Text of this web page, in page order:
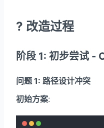
? 改造过程
阶段 1: 初步尝试 -
问题 1: 路径设计冲突
初始方案: